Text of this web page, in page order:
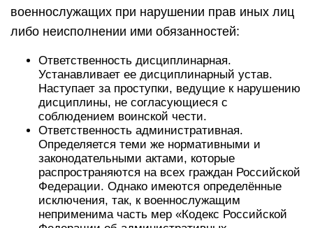
военнослужащих при нарушении прав иных лиц
либо неисполнении ими обязанностей:
Ответственность дисциплинарная.
Устанавливает ее дисциплинарный устав.
Наступает за проступки, ведущие к нарушению
дисциплины, не согласующиеся с
соблюдением воинской чести.
Ответственность административная.
Определяется теми же нормативными и
законодательными актами, которые
распространяются на всех граждан Российской
Федерации. Однако имеются определённые
исключения, так, к военнослужащим
неприменима часть мер «Кодекс Российской